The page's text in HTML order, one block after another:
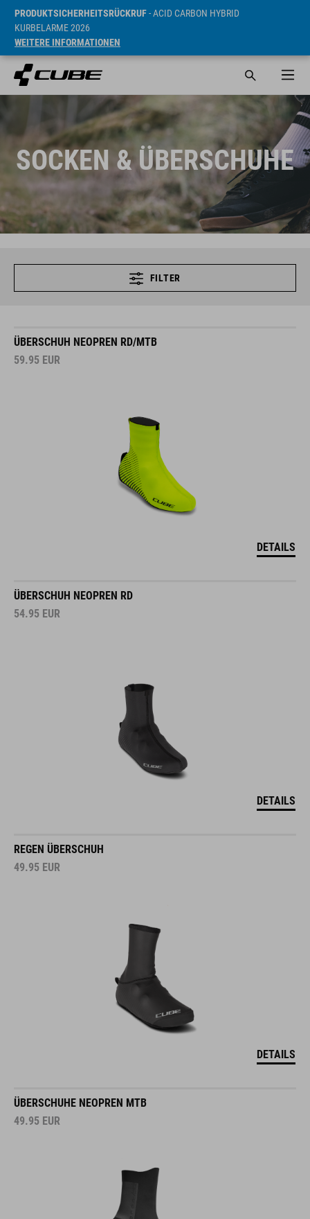
PRODUKTSICHERHEITSRÜCKRUF- ACID CARBON HYBRID
KURBELARME 2026
WEITERE INFORMATIONEN
SOCKEN & ÜBERSCHUHE
FILTER
ÜBERSCHUH NEOPREN RD/MTB
59.95 EUR
DETAILS
ÜBERSCHUH NEOPREN RD
54.95 EUR
DETAILS
REGEN ÜBERSCHUH
49.95 EUR
DETAILS
ÜBERSCHUHE NEOPREN MTB
49.95 EUR